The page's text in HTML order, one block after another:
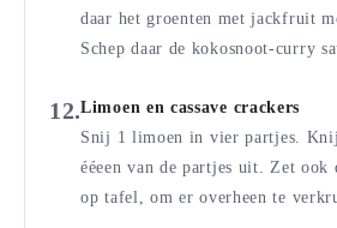
daar het groenten met jackfruit
Schep daar de kokosnoot-curry
Limoen en cassave crackers
Snij 1 limoen in vier partjes.
ééeen van de partjes uit. Zet ook
op tafel, om er overheen te